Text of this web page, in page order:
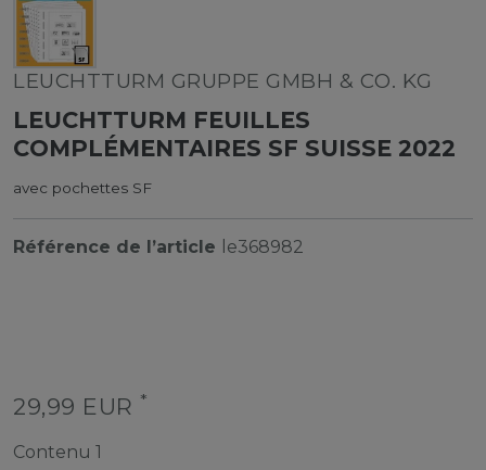
LEUCHTTURM GRUPPE GMBH & CO. KG
LEUCHTTURM FEUILLES
COMPLÉMENTAIRES SF SUISSE 2022
avec pochettes SF
Référence de l’article le368982
29,99 EUR *
Contenu 1